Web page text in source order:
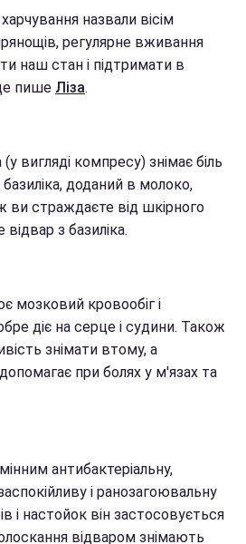
назвали вісім
регулярне вживання
наш стан і підтримати в
пише Ліза.
вигляді компресу) знімає біль
базиліка, доданий в молоко,
ви страждаєте від шкірного
з базиліка.
мозковий кровообіг і
діє на серце і судини. Також
знімати втому, а
при болях у м'язах та
антибактеріальну,
і ранозагоювальну
і настойок він застосовується
відваром знімають